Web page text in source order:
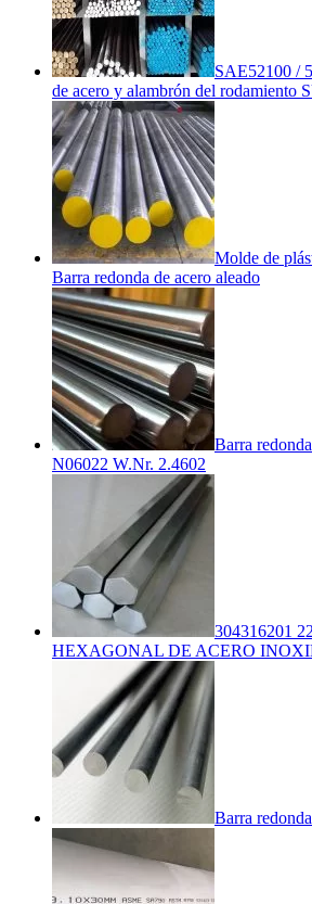
SAE52100 /
de acero y alambrón del rodamiento
Molde de
Barra redonda de acero aleado
Barra
N06022 W.Nr. 2.4602
304316201
HEXAGONAL DE ACERO
Barra